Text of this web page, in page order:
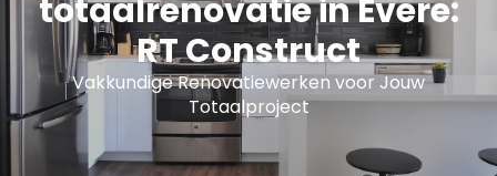
totaalrenovatie in Evere:
RT Construct
Vakkundige Renovatiewerken voor Jouw
Totaalproject